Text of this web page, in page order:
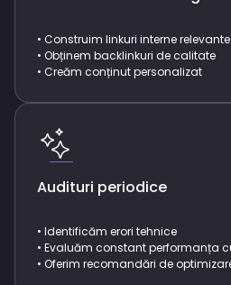
• Construim linkuri interne relevante
• Obținem backlinkuri de calitate
• Creăm conținut personalizat
Audituri periodice
• Identificăm erori tehnice
• Evaluăm constant performanța
• Oferim recomandări de